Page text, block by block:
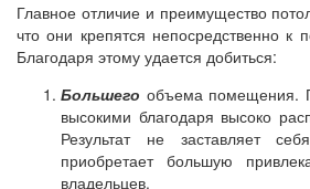
Главное отличие и преимущество
что они крепятся непосредственно к
Благодаря этому удается добиться:
Большего объема помещения.
высокими благодаря высоко
Результат не заставляет
приобретает большую
владельцев.